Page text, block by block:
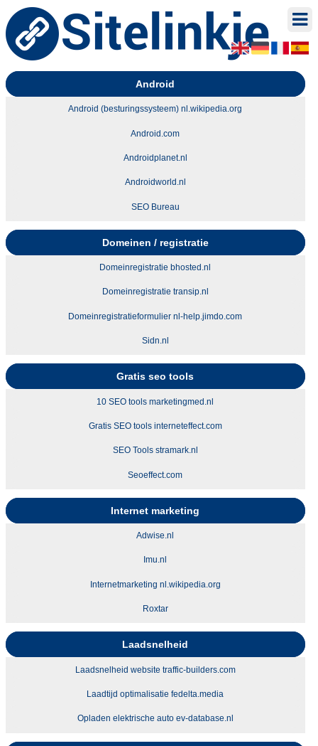
Android
Android (besturingssysteem) nl.wikipedia.org
Android.com
Androidplanet.nl
Androidworld.nl
SEO Bureau
Domeinen / registratie
Domeinregistratie bhosted.nl
Domeinregistratie transip.nl
Domeinregistratieformulier nl-help.jimdo.com
Sidn.nl
Gratis seo tools
10 SEO tools marketingmed.nl
Gratis SEO tools interneteffect.com
SEO Tools stramark.nl
Seoeffect.com
Internet marketing
Adwise.nl
Imu.nl
Internetmarketing nl.wikipedia.org
Roxtar
Laadsnelheid
Laadsnelheid website traffic-builders.com
Laadtijd optimalisatie fedelta.media
Opladen elektrische auto ev-database.nl